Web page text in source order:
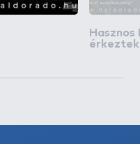
érkeztek